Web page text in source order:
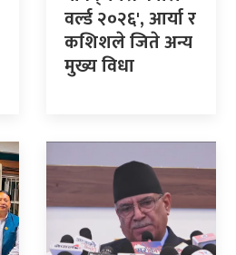
वर्ल्ड २०२६', आर्या र
कशिशले जिते अन्य
मुख्य विधा